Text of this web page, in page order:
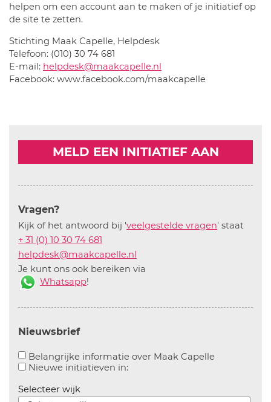
helpen om een account aan te maken of je initiatief op
de site te zetten.
Stichting Maak Capelle, Helpdesk
Telefoon: (010) 30 74 681
E-mail: helpdesk@maakcapelle.nl
Facebook: www.facebook.com/maakcapelle
MELD EEN INITIATIEF AAN
Vragen?
Kijk of het antwoord bij 'veelgestelde vragen' staat
+ 31 (0) 10 30 74 681
helpdesk@maakcapelle.nl
Je kunt ons ook bereiken via
Whatsapp!
Nieuwsbrief
Belangrijke informatie over Maak CapelleAanvinken
Nieuwe initiatieven in:Aanvinken om informatie over
Selecteer wijk